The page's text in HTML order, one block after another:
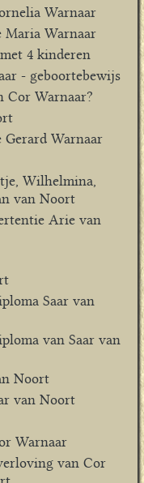
Warnaar
Maria Warnaar
4 kinderen
- geboortebewijs
Cor Warnaar?
Gerard Warnaar
Wilhelmina,
van Noort
Arie van
Saar van
van Saar van
Noort
van Noort
Warnaar
van Cor